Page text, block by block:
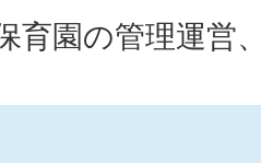
育園の管理運営